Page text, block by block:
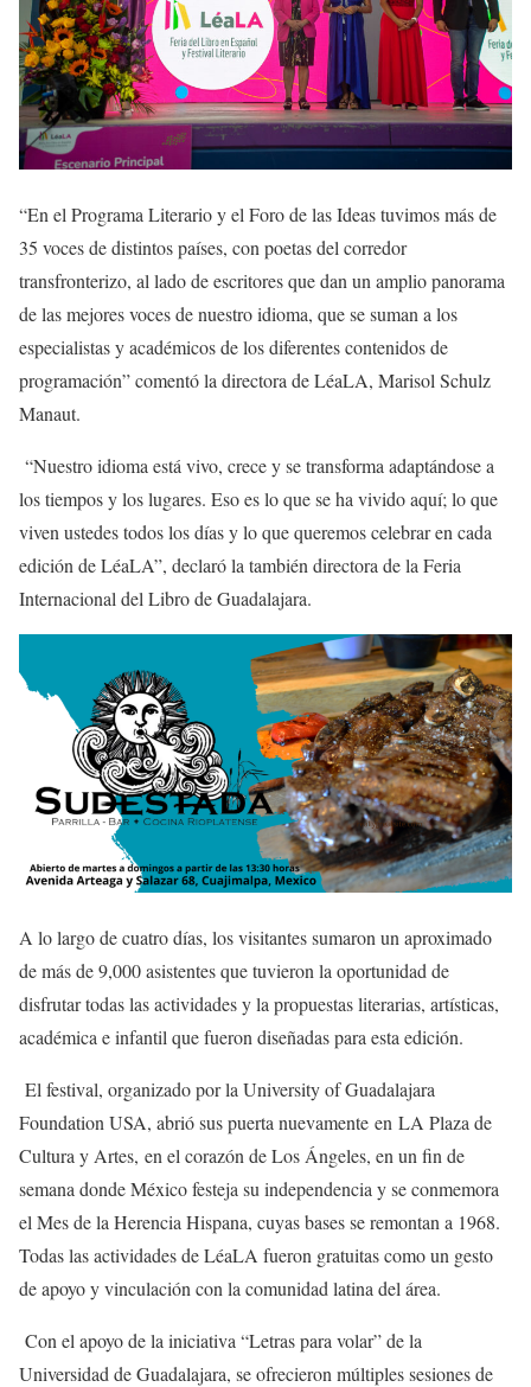
“En el Programa Literario y el Foro de las Ideas tuvimos más de
35 voces de distintos países, con poetas del corredor
transfronterizo, al lado de escritores que dan un amplio panorama
de las mejores voces de nuestro idioma, que se suman a los
especialistas y académicos de los diferentes contenidos de
programación” comentó la directora de LéaLA, Marisol Schulz
Manaut.
“Nuestro idioma está vivo, crece y se transforma adaptándose a
los tiempos y los lugares. Eso es lo que se ha vivido aquí; lo que
viven ustedes todos los días y lo que queremos celebrar en cada
edición de LéaLA”, declaró la también directora de la Feria
Internacional del Libro de Guadalajara.
A lo largo de cuatro días, los visitantes sumaron un aproximado
de más de 9,000 asistentes que tuvieron la oportunidad de
disfrutar todas las actividades y la propuestas literarias, artísticas,
académica e infantil que fueron diseñadas para esta edición.
El festival, organizado por la University of Guadalajara
Foundation USA, abrió sus puerta nuevamente en LA Plaza de
Cultura y Artes, en el corazón de Los Ángeles, en un fin de
semana donde México festeja su independencia y se conmemora
el Mes de la Herencia Hispana, cuyas bases se remontan a 1968.
Todas las actividades de LéaLA fueron gratuitas como un gesto
de apoyo y vinculación con la comunidad latina del área.
Con el apoyo de la iniciativa “Letras para volar” de la
Universidad de Guadalajara, se ofrecieron múltiples sesiones de